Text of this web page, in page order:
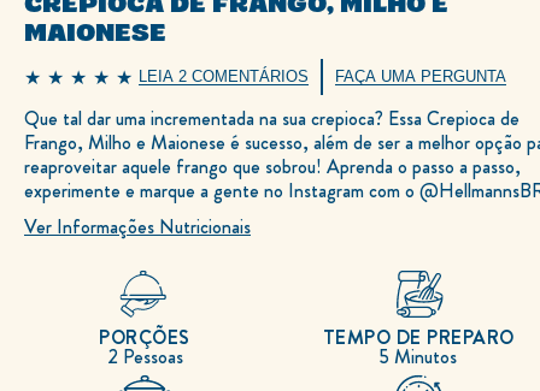
MAIONESE
A
média
deste
Crepioca
Frango,
Milho
Maionese
é
LEIA 2 COMENTÁRIOS FAÇA UMA PERGUNTA
Que tal dar uma incrementada na sua crepioca? Essa Crepioca de
Frango, Milho e Maionese é sucesso, além de ser a melhor opção
reaproveitar aquele frango que sobrou! Aprenda o passo a passo,
experimente e marque a gente no Instagram com o
Ver Informações Nutricionais
2 Pessoas
PORÇÕES
5 Minutos
TEMPO DE PREPARO